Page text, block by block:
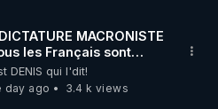
MACRONISTE
les Français sont
menacés !
DENIS qui l'dit!
day ago
3.4 k views